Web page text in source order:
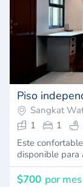
Piso
Sangkat
1
1
Este
disponible
$700 por mes